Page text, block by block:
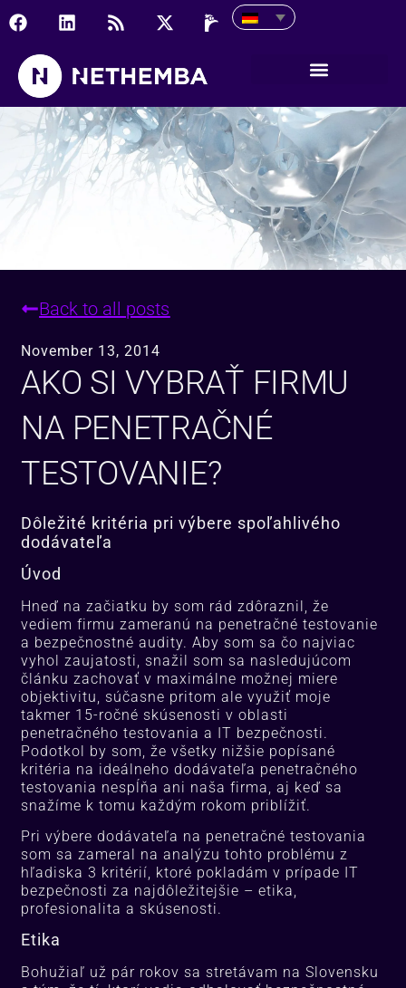
Ako si vybrať firmu na
Back to all posts
November 13, 2014
AKO SI VYBRAŤ FIRMU
NA PENETRAČNÉ
TESTOVANIE?
Dôležité kritéria pri výbere spoľahlivého
dodávateľa
Úvod
Hneď na začiatku by som rád zdôraznil, že
vediem firmu zameranú na penetračné testovanie
a bezpečnostné audity. Aby som sa čo najviac
vyhol zaujatosti, snažil som sa nasledujúcom
článku zachovať v maximálne možnej miere
objektivitu, súčasne pritom ale využiť moje
takmer 15-ročné skúsenosti v oblasti
penetračného testovania a IT bezpečnosti.
Podotkol by som, že všetky nižšie popísané
kritéria na ideálneho dodávateľa penetračného
testovania nespĺňa ani naša firma, aj keď sa
snažíme k tomu každým rokom priblížiť.
Pri výbere dodávateľa na penetračné testovania
som sa zameral na analýzu tohto problému z
hľadiska 3 kritérií, ktoré pokladám v prípade IT
bezpečnosti za najdôležitejšie – etika,
profesionalita a skúsenosti.
Etika
Bohužiaľ už pár rokov sa stretávam na Slovensku